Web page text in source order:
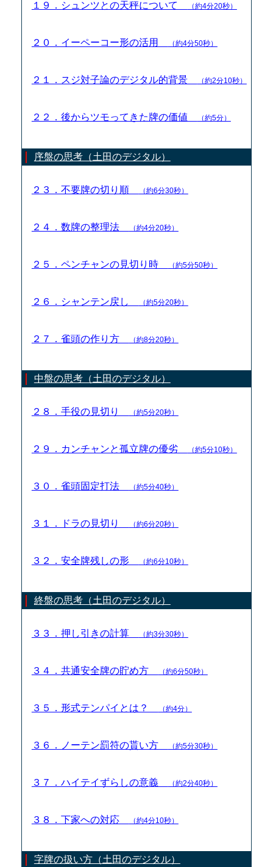
１９．シュンツとの天秤について （約4分20秒）
２０．イーペーコー形の活用 （約4分50秒）
２１．スジ対子論のデジタル的背景 （約2分10秒）
２２．後からツモってきた牌の価値 （約5分）
序盤の思考（土田のデジタル）
２３．不要牌の切り順 （約6分30秒）
２４．数牌の整理法 （約4分20秒）
２５．ペンチャンの見切り時 （約5分50秒）
２６．シャンテン戻し （約5分20秒）
２７．雀頭の作り方 （約8分20秒）
中盤の思考（土田のデジタル）
２８．手役の見切り （約5分20秒）
２９．カンチャンと孤立牌の優劣 （約5分10秒）
３０．雀頭固定打法 （約5分40秒）
３１．ドラの見切り （約6分20秒）
３２．安全牌残しの形 （約6分10秒）
終盤の思考（土田のデジタル）
３３．押し引きの計算 （約3分30秒）
３４．共通安全牌の貯め方 （約6分50秒）
３５．形式テンパイとは？ （約4分）
３６．ノーテン罰符の貰い方 （約5分30秒）
３７．ハイテイずらしの意義 （約2分40秒）
３８．下家への対応 （約4分10秒）
字牌の扱い方（土田のデジタル）